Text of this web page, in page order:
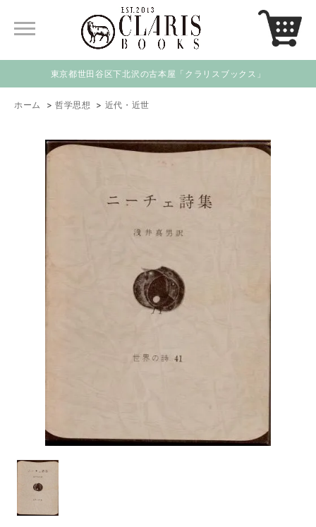
東京都世田谷区下北沢の古本屋「クラリスブックス」
ホーム > 哲学思想 > 近代・近世